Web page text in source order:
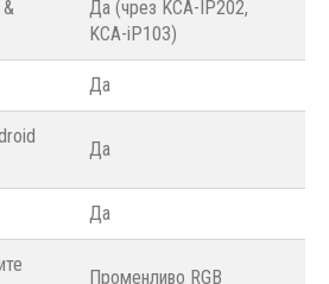
Да (чрез KCA-IP202,
KCA-iP103)
Да
Да
Да
Променливо RGB